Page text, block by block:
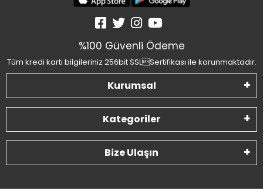
%100 Güvenli Ödeme
Tüm kredi kartı bilgileriniz 256bit SSLSertifikası ile korunmaktadır.
Kurumsal
Kategoriler
Bize Ulaşın